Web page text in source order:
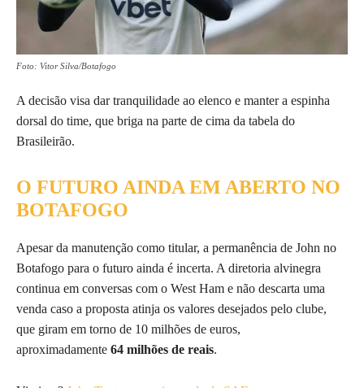
Foto: Vitor Silva/Botafogo
A decisão visa dar tranquilidade ao elenco e manter a espinha
dorsal do time, que briga na parte de cima da tabela do
Brasileirão.
O FUTURO AINDA EM ABERTO NO
BOTAFOGO
Apesar da manutenção como titular, a permanência de John no
Botafogo para o futuro ainda é incerta. A diretoria alvinegra
continua em conversas com o West Ham e não descarta uma
venda caso a proposta atinja os valores desejados pelo clube,
que giram em torno de 10 milhões de euros,
aproximadamente 64 milhões de reais.